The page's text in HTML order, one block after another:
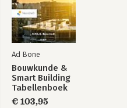
Ad Bone
Bouwkunde &
Smart Building
Tabellenboek
€ 103,95